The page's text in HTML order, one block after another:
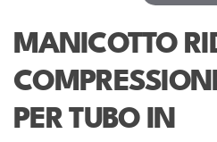
MANICOTTO
PER TUBO IN